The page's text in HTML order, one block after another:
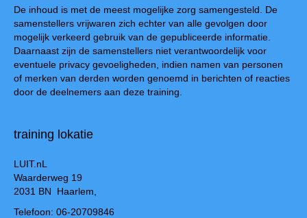
De inhoud is met de meest mogelijke zorg samengesteld. De
samenstellers vrijwaren zich echter van alle gevolgen door
mogelijk verkeerd gebruik van de gepubliceerde informatie.
Daarnaast zijn de samenstellers niet verantwoordelijk voor
eventuele privacy gevoeligheden, indien namen van personen
of merken van derden worden genoemd in berichten of reacties
door de deelnemers aan deze training.
training lokatie
LUIT.nL
Waarderweg 19
2031 BN Haarlem,
Telefoon: 06-20709846